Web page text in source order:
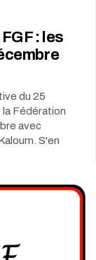
: les
du 25
Fédération
avec
S'en